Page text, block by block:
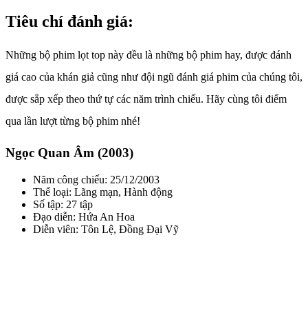
Tiêu chí đánh giá:
Những bộ phim lọt top này đều là những bộ phim hay, được đánh
giá cao của khán giả cũng như đội ngũ đánh giá phim của chúng tôi,
được sắp xếp theo thứ tự các năm trình chiếu. Hãy cùng tôi điểm
qua lần lượt từng bộ phim nhé!
Ngọc Quan Âm (2003)
Năm công chiếu: 25/12/2003
Thể loại: Lãng mạn, Hành động
Số tập: 27 tập
Đạo diễn: Hứa An Hoa
Diễn viên: Tôn Lệ, Đồng Đại Vỹ